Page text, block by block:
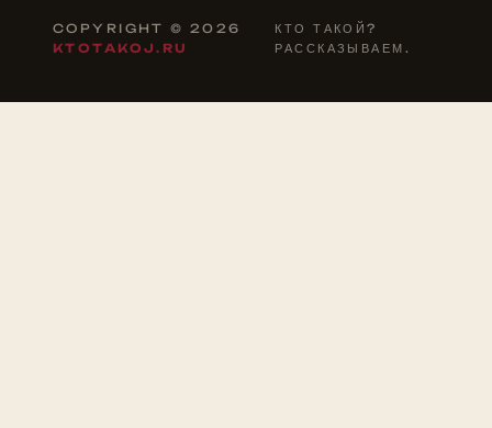
COPYRIGHT © 2026
KTOTAKOJ.RU
КТО ТАКОЙ?
РАССКАЗЫВАЕМ.